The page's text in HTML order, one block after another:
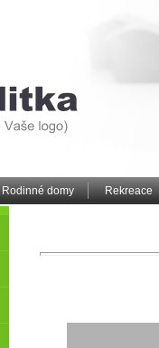
Rodinné domy Rekreace